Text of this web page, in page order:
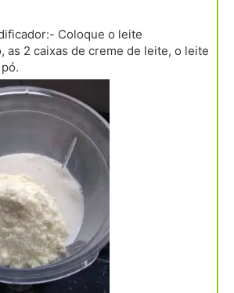
Coloque o leite
as 2 caixas de creme de leite, o leite